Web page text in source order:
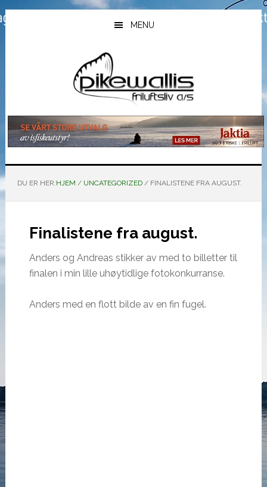
Hopp
til
Hopp
til
Hopp
til
MENU
DU ER HER:HJEM / UNCATEGORIZED /FINALISTENE FRA AUGUST.
Finalistene fra august.
Anders og Andreas stikker av med to billetter til
finalen i min lille uhøytidlige fotokonkurranse.
Anders med en flott bilde av en fin fugel.